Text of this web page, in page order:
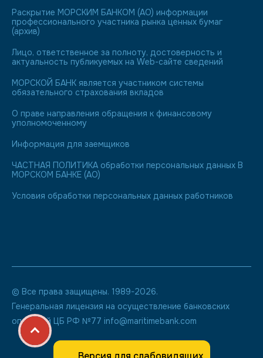
Раскрытие МОРСКИМ БАНКОМ (АО) информации
профессионального участника рынка ценных бумаг
(архив)
Лицо, ответственное за полноту, достоверность и
актуальность публикуемых на Web-сайте сведений
МОРСКОЙ БАНК является участником системы
обязательного страхования вкладов
О праве направления обращения к финансовому
уполномоченному
Информация для заемщиков
ЧАСТНАЯ ПОЛИТИКА обработки персональных данных В
МОРСКОМ БАНКЕ (АО)
Условия обработки персональных данных работников
© Все права защищены. 1989-2026.
Генеральная лицензия на осуществление банковских
операций ЦБ РФ №77 info@maritimebank.com